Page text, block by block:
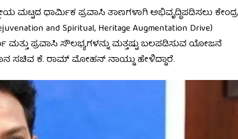
ಮಟ್ಟದ ಧಾರ್ಮಿಕ ಪ್ರವಾಸಿ ತಾಣಗಳಾಗಿ ಅಭಿವೃದ್ಧಿಪಡಿಸಲು ಕೇಂದ್ರ
and Spiritual, Heritage Augmentation Drive)
ಪ್ರವಾಸಿ ಸೌಲಭ್ಯಗಳನ್ನು ಮತ್ತಷ್ಟು ಬಲಪಡಿಸುವ ಯೋಜನೆ
ಸಚಿವ ಕೆ. ರಾಮ್‌ ಮೋಹನ್‌ ನಾಯ್ಡು ಹೇಳಿದ್ದಾರೆ.